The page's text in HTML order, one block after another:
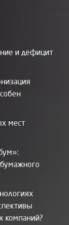
и дефицит
мест
компаний?